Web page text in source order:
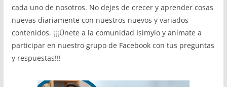
cada uno de nosotros. No dejes de crecer y aprender cosas
nuevas diariamente con nuestros nuevos y variados
contenidos. ¡¡¡Únete a la comunidad Isimylo y animate a
participar en nuestro grupo de Facebook con tus preguntas
y respuestas!!!